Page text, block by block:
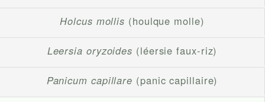
Holcus mollis (houlque molle)
Leersia oryzoides (léersie faux-riz)
Panicum capillare (panic capillaire)